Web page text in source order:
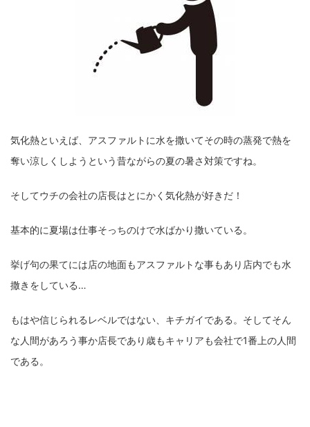
気化熱といえば、アスファルトに水を撒いてその時の蒸発で熱を
奪い涼しくしようという昔ながらの夏の暑さ対策ですね。
そしてウチの会社の店長はとにかく気化熱が好きだ！
基本的に夏場は仕事そっちのけで水ばかり撒いている。
挙げ句の果てには店の地面もアスファルトな事もあり店内でも水
撒きをしている…
もはや信じられるレベルではない、キチガイである。そしてそん
な人間があろう事か店長であり歳もキャリアも会社で1番上の人間
である。